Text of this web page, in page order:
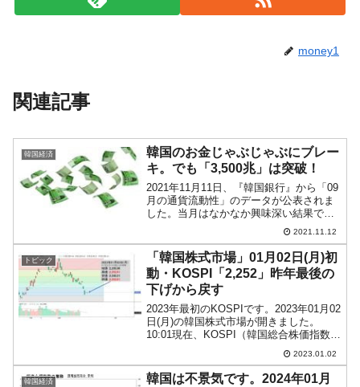
money1
関連記事
韓国経済
韓国のお金じゃぶじゃぶにブレー
キ。でも「3,500兆」は突破！
2021年11月11日、『韓国銀行』から「09
月の通貨流動性」のデータが公表されま
した。当月はなかなか興味深い結果で
す。以下をご覧ください。ついに「M2」
※が「3,500兆ウォン」（約336兆円）を
突破。以下のとおりM2は拡大を続けてき
まし...
2021.11.12
トピック
「韓国株式市場」01月02日(月)初
動・KOSPI「2,252」昨年最後の
下げから戻す
2023年最初のKOSPIです。2023年01月02
日(月)の韓国株式市場が開きました。
10:01現在、KOSPI（韓国総合株価指数）
のチャートは以下のようになっています
（チャートは『Investing.com』より引
用）。2022年最終日...
2023.01.02
韓国経済
韓国は不景気です。2024年01月